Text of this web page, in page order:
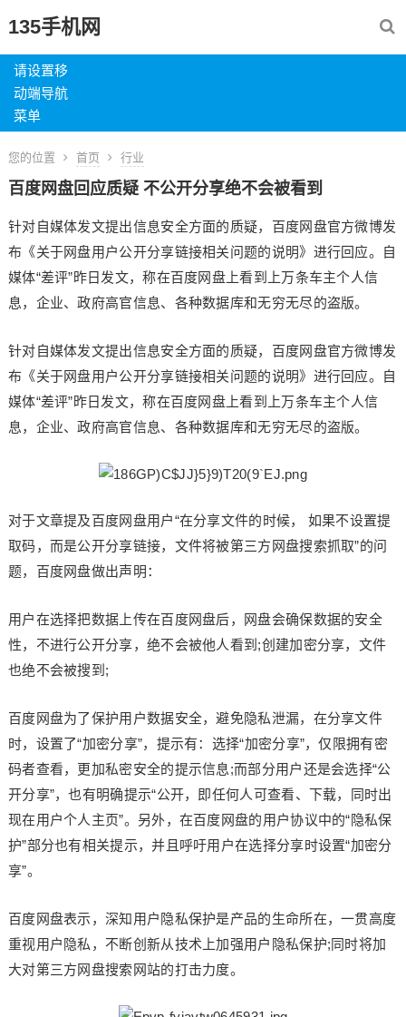
135手机网
请设置移
动端导航
菜单
您的位置 首页 行业
百度网盘回应质疑 不公开分享绝不会被看到
针对自媒体发文提出信息安全方面的质疑，百度网盘官方微博发
布《关于网盘用户公开分享链接相关问题的说明》进行回应。自
媒体“差评”昨日发文，称在百度网盘上看到上万条车主个人信
息，企业、政府高官信息、各种数据库和无穷无尽的盗版。
针对自媒体发文提出信息安全方面的质疑，百度网盘官方微博发
布《关于网盘用户公开分享链接相关问题的说明》进行回应。自
媒体“差评”昨日发文，称在百度网盘上看到上万条车主个人信
息，企业、政府高官信息、各种数据库和无穷无尽的盗版。
对于文章提及百度网盘用户“在分享文件的时候， 如果不设置提
取码，而是公开分享链接，文件将被第三方网盘搜索抓取”的问
题，百度网盘做出声明：
用户在选择把数据上传在百度网盘后，网盘会确保数据的安全
性，不进行公开分享，绝不会被他人看到;创建加密分享，文件
也绝不会被搜到;
百度网盘为了保护用户数据安全，避免隐私泄漏，在分享文件
时，设置了“加密分享”，提示有：选择“加密分享”，仅限拥有密
码者查看，更加私密安全的提示信息;而部分用户还是会选择“公
开分享”，也有明确提示“公开，即任何人可查看、下载，同时出
现在用户个人主页”。另外，在百度网盘的用户协议中的“隐私保
护”部分也有相关提示，并且呼吁用户在选择分享时设置“加密分
享”。
百度网盘表示，深知用户隐私保护是产品的生命所在，一贯高度
重视用户隐私，不断创新从技术上加强用户隐私保护;同时将加
大对第三方网盘搜索网站的打击力度。